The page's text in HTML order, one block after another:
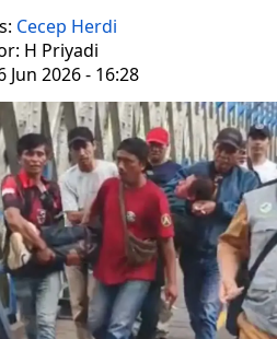
Cecep Herdi
H Priyadi
Jun 2026 - 16:28